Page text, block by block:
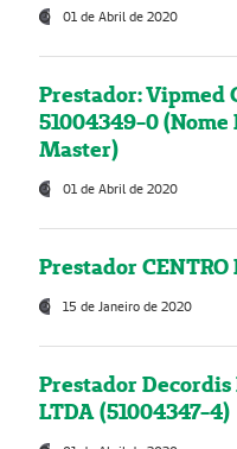
01 de Abril de 2020
Prestador: Vipmed
51004349-0
Master)
01 de Abril de 2020
Prestador CENTRO
15 de Janeiro de 2020
Prestador
LTDA (51004347-4)